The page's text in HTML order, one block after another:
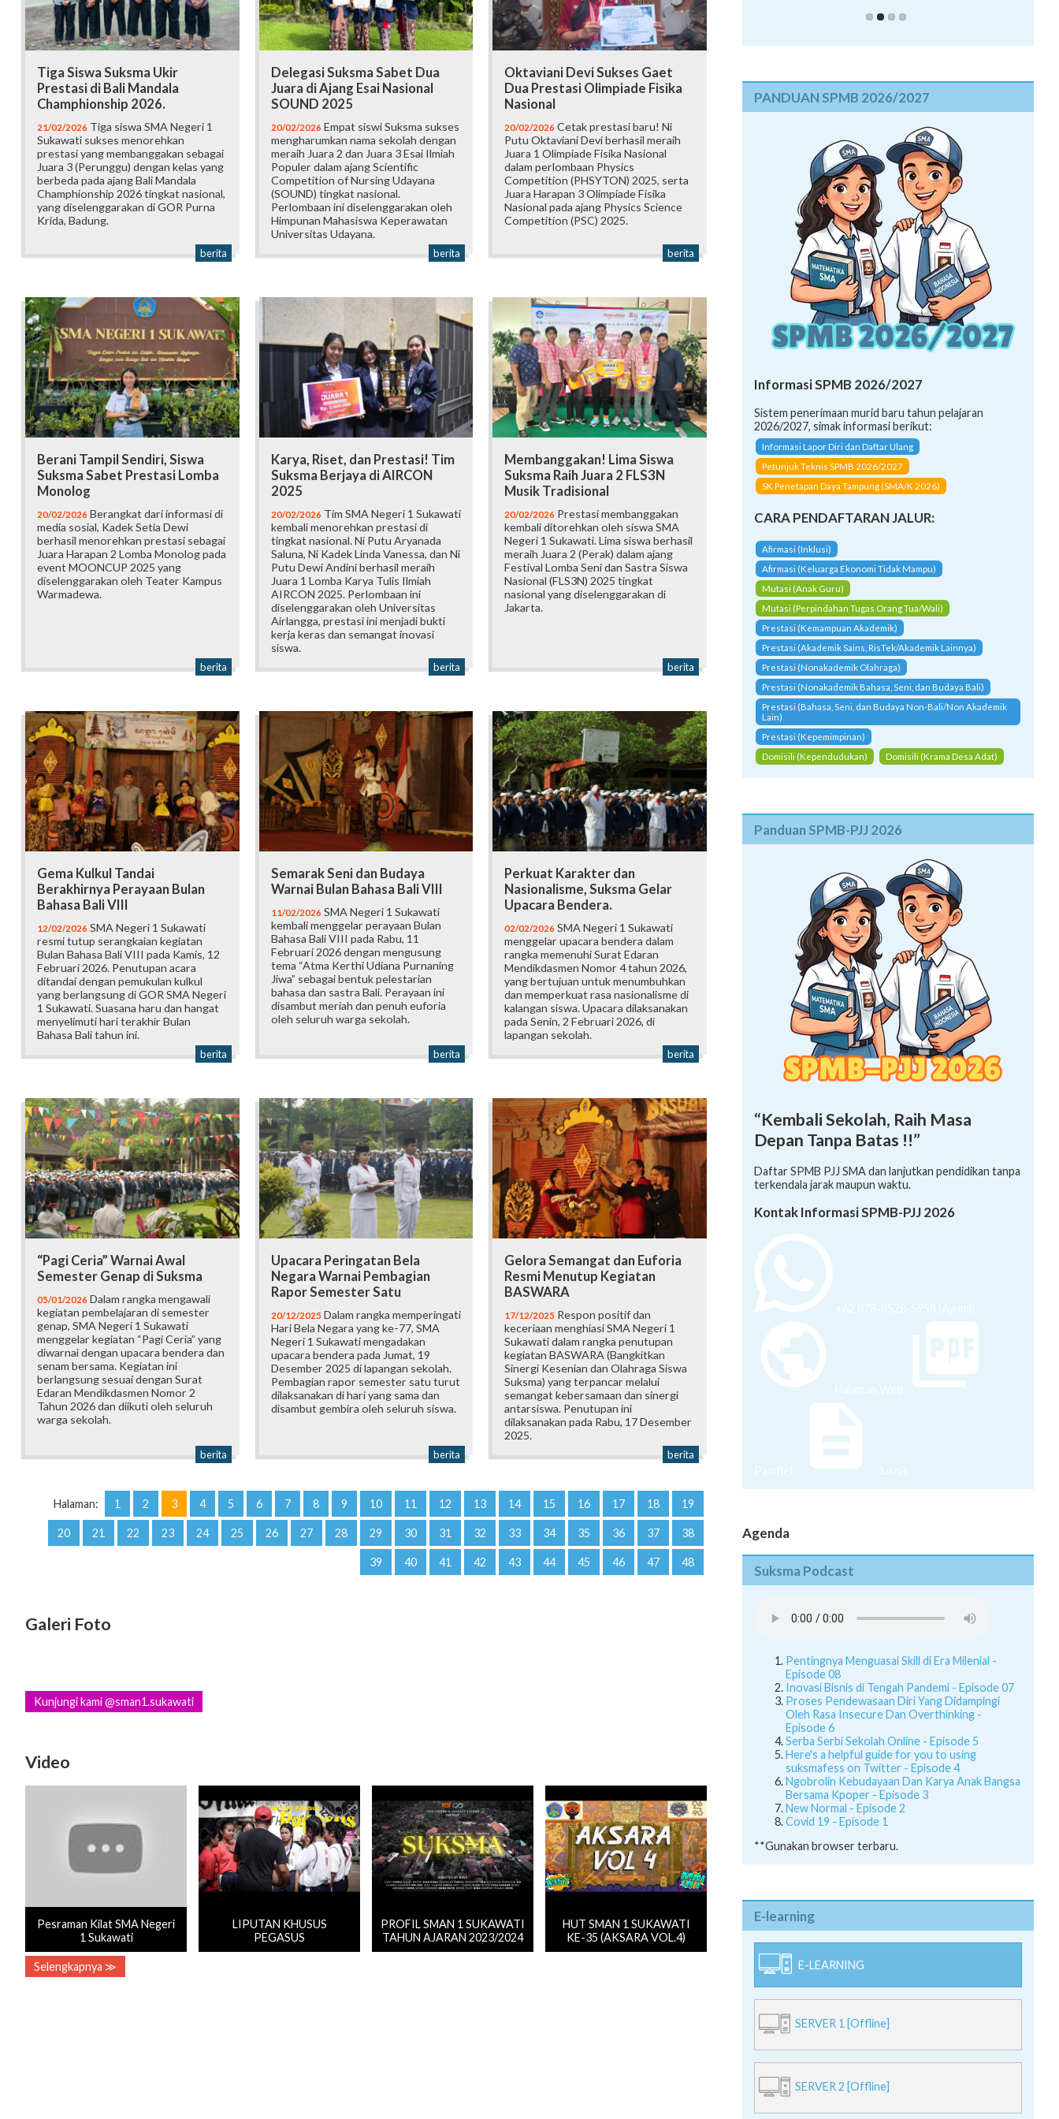
Tiga Siswa Suksma Ukir
Prestasi di Bali Mandala
Champhionship 2026.
21/02/2026 Tiga siswa SMA Negeri 1
Sukawati sukses menorehkan
prestasi yang membanggakan sebagai
Juara 3 (Perunggu) dengan kelas yang
berbeda pada ajang Bali Mandala
Champhionship 2026 tingkat nasional,
yang diselenggarakan di GOR Purna
Krida, Badung.
berita
Delegasi Suksma Sabet Dua
Juara di Ajang Esai Nasional
SOUND 2025
20/02/2026 Empat siswi Suksma sukses
mengharumkan nama sekolah dengan
meraih Juara 2 dan Juara 3 Esai Ilmiah
Populer dalam ajang Scientific
Competition of Nursing Udayana
(SOUND) tingkat nasional.
Perlombaan ini diselenggarakan oleh
Himpunan Mahasiswa Keperawatan
Universitas Udayana.
berita
Oktaviani Devi Sukses Gaet
Dua Prestasi Olimpiade Fisika
Nasional
20/02/2026 Cetak prestasi baru! Ni
Putu Oktaviani Devi berhasil meraih
Juara 1 Olimpiade Fisika Nasional
dalam perlombaan Physics
Competition (PHSYTON) 2025, serta
Juara Harapan 3 Olimpiade Fisika
Nasional pada ajang Physics Science
Competition (PSC) 2025.
berita
Berani Tampil Sendiri, Siswa
Suksma Sabet Prestasi Lomba
Monolog
20/02/2026 Berangkat dari informasi di
media sosial, Kadek Setia Dewi
berhasil menorehkan prestasi sebagai
Juara Harapan 2 Lomba Monolog pada
event MOONCUP 2025 yang
diselenggarakan oleh Teater Kampus
Warmadewa.
berita
Karya, Riset, dan Prestasi! Tim
Suksma Berjaya di AIRCON
2025
20/02/2026 Tim SMA Negeri 1 Sukawati
kembali menorehkan prestasi di
tingkat nasional. Ni Putu Aryanada
Saluna, Ni Kadek Linda Vanessa, dan Ni
Putu Dewi Andini berhasil meraih
Juara 1 Lomba Karya Tulis Ilmiah
AIRCON 2025. Perlombaan ini
diselenggarakan oleh Universitas
Airlangga, prestasi ini menjadi bukti
kerja keras dan semangat inovasi
siswa.
berita
Membanggakan! Lima Siswa
Suksma Raih Juara 2 FLS3N
Musik Tradisional
20/02/2026 Prestasi membanggakan
kembali ditorehkan oleh siswa SMA
Negeri 1 Sukawati. Lima siswa berhasil
meraih Juara 2 (Perak) dalam ajang
Festival Lomba Seni dan Sastra Siswa
Nasional (FLS3N) 2025 tingkat
nasional yang diselenggarakan di
Jakarta.
berita
Gema Kulkul Tandai
Berakhirnya Perayaan Bulan
Bahasa Bali VIII
12/02/2026 SMA Negeri 1 Sukawati
resmi tutup serangkaian kegiatan
Bulan Bahasa Bali VIII pada Kamis, 12
Februari 2026. Penutupan acara
ditandai dengan pemukulan kulkul
yang berlangsung di GOR SMA Negeri
1 Sukawati. Suasana haru dan hangat
menyelimuti hari terakhir Bulan
Bahasa Bali tahun ini.
berita
Semarak Seni dan Budaya
Warnai Bulan Bahasa Bali VIII
11/02/2026 SMA Negeri 1 Sukawati
kembali menggelar perayaan Bulan
Bahasa Bali VIII pada Rabu, 11
Februari 2026 dengan mengusung
tema “Atma Kerthi Udiana Purnaning
Jiwa” sebagai bentuk pelestarian
bahasa dan sastra Bali. Perayaan ini
disambut meriah dan penuh euforia
oleh seluruh warga sekolah.
berita
Perkuat Karakter dan
Nasionalisme, Suksma Gelar
Upacara Bendera.
02/02/2026 SMA Negeri 1 Sukawati
menggelar upacara bendera dalam
rangka memenuhi Surat Edaran
Mendikdasmen Nomor 4 tahun 2026,
yang bertujuan untuk menumbuhkan
dan memperkuat rasa nasionalisme di
kalangan siswa. Upacara dilaksanakan
pada Senin, 2 Februari 2026, di
lapangan sekolah.
berita
“Pagi Ceria” Warnai Awal
Semester Genap di Suksma
05/01/2026 Dalam rangka mengawali
kegiatan pembelajaran di semester
genap, SMA Negeri 1 Sukawati
menggelar kegiatan “Pagi Ceria” yang
diwarnai dengan upacara bendera dan
senam bersama. Kegiatan ini
berlangsung sesuai dengan Surat
Edaran Mendikdasmen Nomor 2
Tahun 2026 dan diikuti oleh seluruh
warga sekolah.
berita
Upacara Peringatan Bela
Negara Warnai Pembagian
Rapor Semester Satu
20/12/2025 Dalam rangka memperingati
Hari Bela Negara yang ke-77, SMA
Negeri 1 Sukawati mengadakan
upacara bendera pada Jumat, 19
Desember 2025 di lapangan sekolah.
Pembagian rapor semester satu turut
dilaksanakan di hari yang sama dan
disambut gembira oleh seluruh siswa.
berita
Gelora Semangat dan Euforia
Resmi Menutup Kegiatan
BASWARA
17/12/2025 Respon positif dan
keceriaan menghiasi SMA Negeri 1
Sukawati dalam rangka penutupan
kegiatan BASWARA (Bangkitkan
Sinergi Kesenian dan Olahraga Siswa
Suksma) yang terpancar melalui
semangat kebersamaan dan sinergi
antarsiswa. Penutupan ini
dilaksanakan pada Rabu, 17 Desember
2025.
berita
Halaman: 1 2 3 4 5 6 7 8 9 10 11 12 13 14 15 16 17 18 19
20 21 22 23 24 25 26 27 28 29 30 31 32 33 34 35 36 37 38
39 40 41 42 43 44 45 46 47 48
Galeri Foto
Kunjungi kami @sman1.sukawati
Video
Pesraman Kilat SMA Negeri
1 Sukawati
LIPUTAN KHUSUS
PEGASUS
PROFIL SMAN 1 SUKAWATI
TAHUN AJARAN 2023/2024
HUT SMAN 1 SUKAWATI
KE-35 (AKSARA VOL.4)
Selengkapnya ≫
PANDUAN SPMB 2026/2027
Informasi SPMB 2026/2027
Sistem penerimaan murid baru tahun pelajaran
2026/2027, simak informasi berikut:
Informasi Lapor Diri dan Daftar Ulang
Petunjuk Teknis SPMB 2026/2027
SK Penetapan Daya Tampung (SMA/K 2026)
CARA PENDAFTARAN JALUR:
Afirmasi (Inklusi)
Afirmasi (Keluarga Ekonomi Tidak Mampu)
Mutasi (Anak Guru)
Mutasi (Perpindahan Tugas Orang Tua/Wali)
Prestasi (Kemampuan Akademik)
Prestasi (Akademik Sains, RisTek/Akademik Lainnya)
Prestasi (Nonakademik Olahraga)
Prestasi (Nonakademik Bahasa, Seni, dan Budaya Bali)
Prestasi (Bahasa, Seni, dan Budaya Non-Bali/Non Akademik
Lain)
Prestasi (Kepemimpinan)
Domisili (Kependudukan)
Domisili (Krama Desa Adat)
Panduan SPMB-PJJ 2026
“Kembali Sekolah, Raih Masa
Depan Tanpa Batas !!”
Daftar SPMB PJJ SMA dan lanjutkan pendidikan tanpa
terkendala jarak maupun waktu.
Kontak Informasi SPMB-PJJ 2026
+62 878-8528-5958 (Ayumi)
Halaman Web
Pamflet Juknis
Agenda
Suksma Podcast
Pentingnya Menguasai Skill di Era Milenial -
Episode 08
Inovasi Bisnis di Tengah Pandemi - Episode 07
Proses Pendewasaan Diri Yang Didampingi
Oleh Rasa Insecure Dan Overthinking -
Episode 6
Serba Serbi Sekolah Online - Episode 5
Here's a helpful guide for you to using
suksmafess on Twitter - Episode 4
Ngobrolin Kebudayaan Dan Karya Anak Bangsa
Bersama Kpoper - Episode 3
New Normal - Episode 2
Covid 19 - Episode 1
**Gunakan browser terbaru.
E-learning
E-LEARNING
SERVER 1 [Offline]
SERVER 2 [Offline]